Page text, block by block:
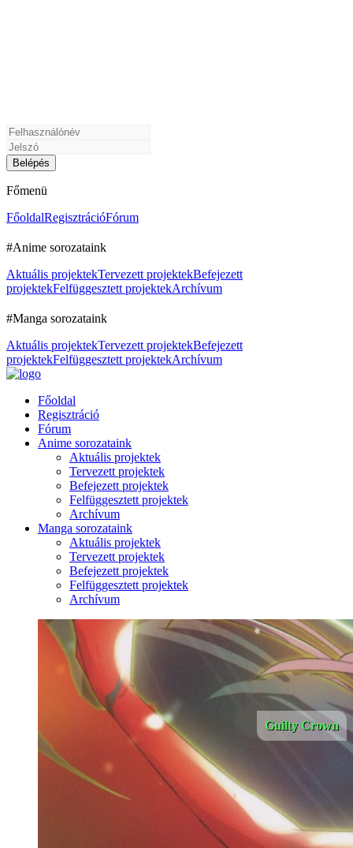
Főmenü
FőoldalRegisztrációFórum
#Anime sorozataink
Aktuális projektekTervezett projektekBefejezett
projektekFelfüggesztett projektekArchívum
#Manga sorozataink
Aktuális projektekTervezett projektekBefejezett
projektekFelfüggesztett projektekArchívum
Főoldal
Regisztráció
Fórum
Anime sorozataink
Aktuális projektek
Tervezett projektek
Befejezett projektek
Felfüggesztett projektek
Archívum
Manga sorozataink
Aktuális projektek
Tervezett projektek
Befejezett projektek
Felfüggesztett projektek
Archívum
Guilty Crown